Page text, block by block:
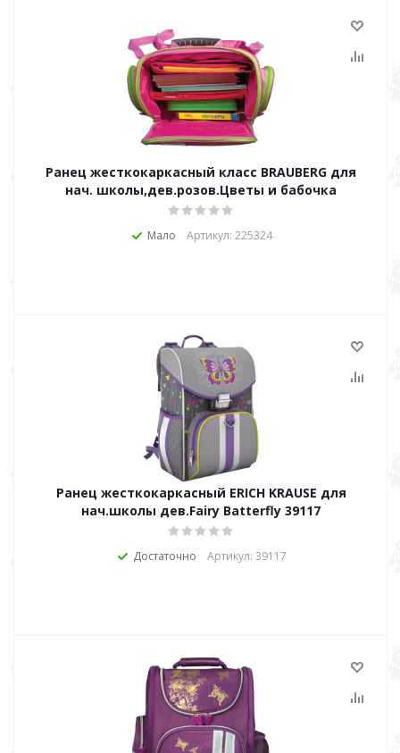
Ранец жесткокаркасный класс BRAUBERG для
нач. школы,дев.розов.Цветы и бабочка
Мало Артикул: 225324
Ранец жесткокаркасный ERICH KRAUSE для
нач.школы дев.Fairy Batterfly 39117
Достаточно Артикул: 39117